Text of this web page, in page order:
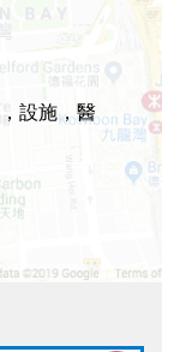
設施，醫